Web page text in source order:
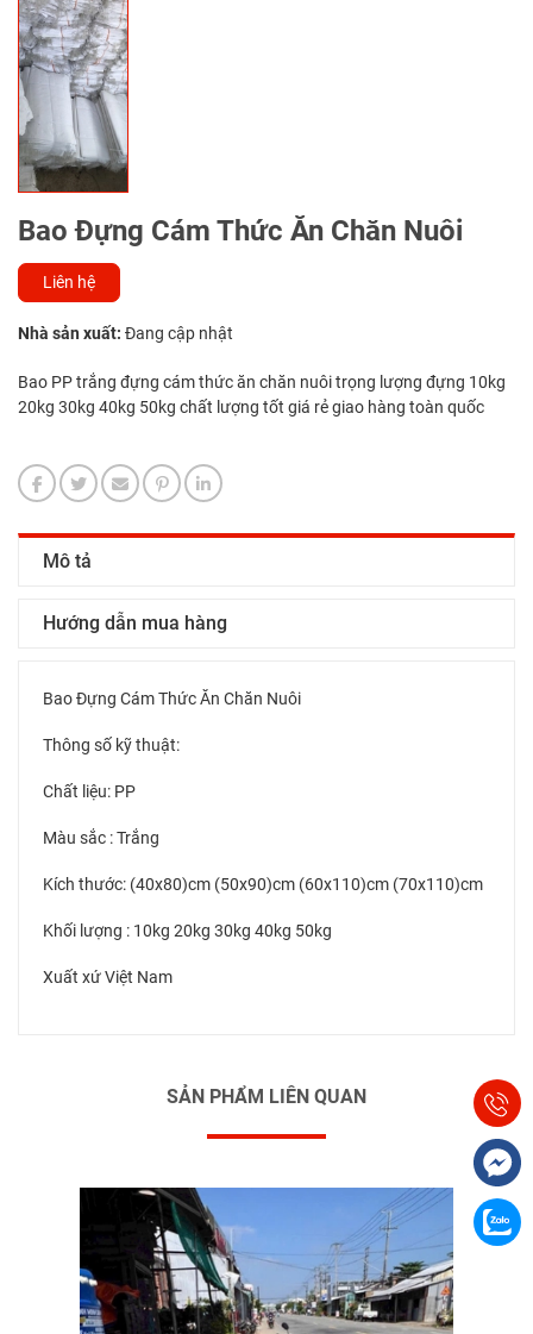
Bao Đựng Cám Thức Ăn Chăn Nuôi
Liên hệ
Nhà sản xuất: Đang cập nhật
Bao PP trắng đựng cám thức ăn chăn nuôi trọng lượng đựng 10kg
20kg 30kg 40kg 50kg chất lượng tốt giá rẻ giao hàng toàn quốc
Mô tả
Hướng dẫn mua hàng
Bao Đựng Cám Thức Ăn Chăn Nuôi
Thông số kỹ thuật:
Chất liệu: PP
Màu sắc : Trắng
Kích thước: (40x80)cm (50x90)cm (60x110)cm (70x110)cm
Khối lượng : 10kg 20kg 30kg 40kg 50kg
Xuất xứ Việt Nam
SẢN PHẨM LIÊN QUAN